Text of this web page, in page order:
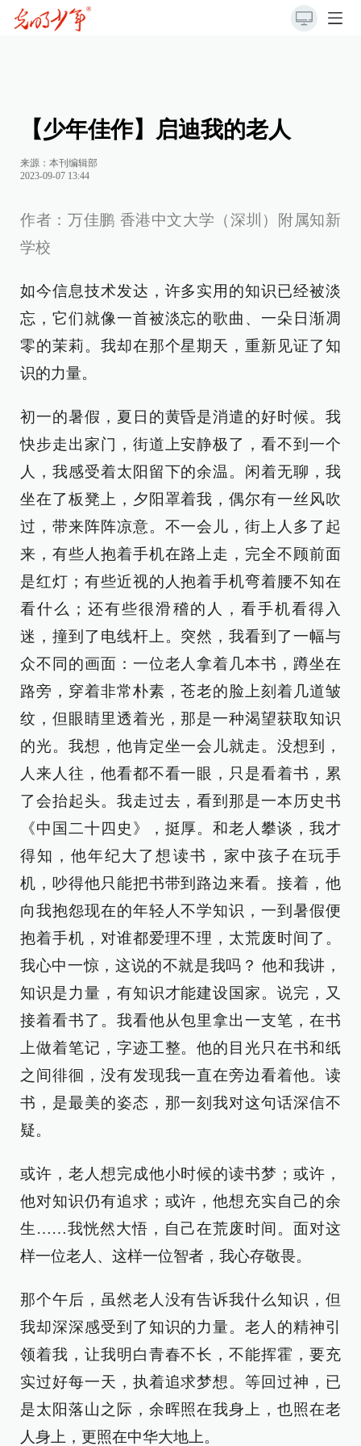
【少年佳作】启迪我的老人
来源：本刊编辑部
2023-09-07 13:44
作者：万佳鹏 香港中文大学（深圳）附属知新
学校
如今信息技术发达，许多实用的知识已经被淡
忘，它们就像一首被淡忘的歌曲、一朵日渐凋
零的茉莉。我却在那个星期天，重新见证了知
识的力量。
初一的暑假，夏日的黄昏是消遣的好时候。我
快步走出家门，街道上安静极了，看不到一个
人，我感受着太阳留下的余温。闲着无聊，我
坐在了板凳上，夕阳罩着我，偶尔有一丝风吹
过，带来阵阵凉意。不一会儿，街上人多了起
来，有些人抱着手机在路上走，完全不顾前面
是红灯；有些近视的人抱着手机弯着腰不知在
看什么；还有些很滑稽的人，看手机看得入
迷，撞到了电线杆上。突然，我看到了一幅与
众不同的画面：一位老人拿着几本书，蹲坐在
路旁，穿着非常朴素，苍老的脸上刻着几道皱
纹，但眼睛里透着光，那是一种渴望获取知识
的光。我想，他肯定坐一会儿就走。没想到，
人来人往，他看都不看一眼，只是看着书，累
了会抬起头。我走过去，看到那是一本历史书
《中国二十四史》，挺厚。和老人攀谈，我才
得知，他年纪大了想读书，家中孩子在玩手
机，吵得他只能把书带到路边来看。接着，他
向我抱怨现在的年轻人不学知识，一到暑假便
抱着手机，对谁都爱理不理，太荒废时间了。
我心中一惊，这说的不就是我吗？ 他和我讲，
知识是力量，有知识才能建设国家。说完，又
接着看书了。我看他从包里拿出一支笔，在书
上做着笔记，字迹工整。他的目光只在书和纸
之间徘徊，没有发现我一直在旁边看着他。读
书，是最美的姿态，那一刻我对这句话深信不
疑。
或许，老人想完成他小时候的读书梦；或许，
他对知识仍有追求；或许，他想充实自己的余
生……我恍然大悟，自己在荒废时间。面对这
样一位老人、这样一位智者，我心存敬畏。
那个午后，虽然老人没有告诉我什么知识，但
我却深深感受到了知识的力量。老人的精神引
领着我，让我明白青春不长，不能挥霍，要充
实过好每一天，执着追求梦想。等回过神，已
是太阳落山之际，余晖照在我身上，也照在老
人身上，更照在中华大地上。